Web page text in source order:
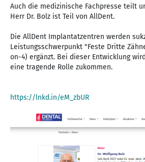
Auch die medizinische Fachpresse teilt
Herr Dr. Bolz ist Teil von AllDent.
Die AllDent Implantatzentren werden
Leistungsschwerpunkt "Feste Dritte
on-4) ergänzt. Bei dieser Entwicklung
eine tragende Rolle zukommen.
https://lnkd.in/eM_zbUR